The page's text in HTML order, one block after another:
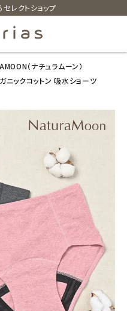
レクトショップ
search
（ナチュラムーン）
ックコットン 吸水ショーツ